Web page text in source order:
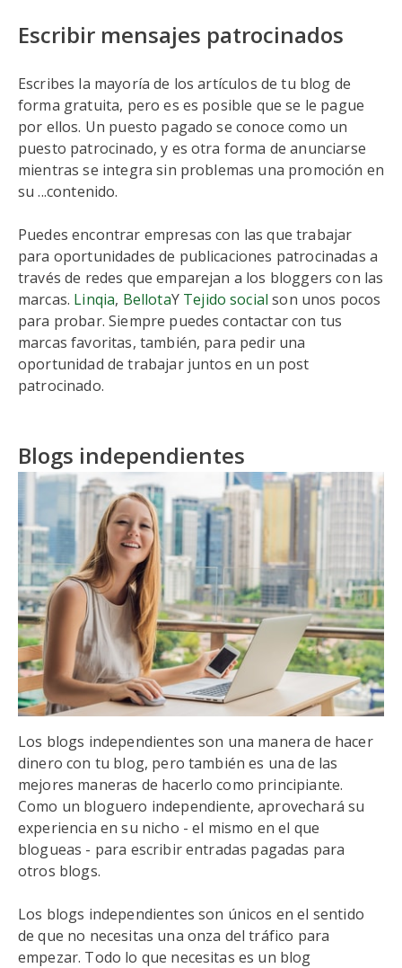
Escribir mensajes patrocinados
Escribes la mayoría de los artículos de tu blog de
forma gratuita, pero es es posible que se le pague
por ellos. Un puesto pagado se conoce como un
puesto patrocinado, y es otra forma de anunciarse
mientras se integra sin problemas una promoción en
su ...contenido.
Puedes encontrar empresas con las que trabajar
para oportunidades de publicaciones patrocinadas a
través de redes que emparejan a los bloggers con las
marcas. Linqia, BellotaY Tejido social son unos pocos
para probar. Siempre puedes contactar con tus
marcas favoritas, también, para pedir una
oportunidad de trabajar juntos en un post
patrocinado.
Blogs independientes
Los blogs independientes son una manera de hacer
dinero con tu blog, pero también es una de las
mejores maneras de hacerlo como principiante.
Como un bloguero independiente, aprovechará su
experiencia en su nicho - el mismo en el que
blogueas - para escribir entradas pagadas para
otros blogs.
Los blogs independientes son únicos en el sentido
de que no necesitas una onza del tráfico para
empezar. Todo lo que necesitas es un blog